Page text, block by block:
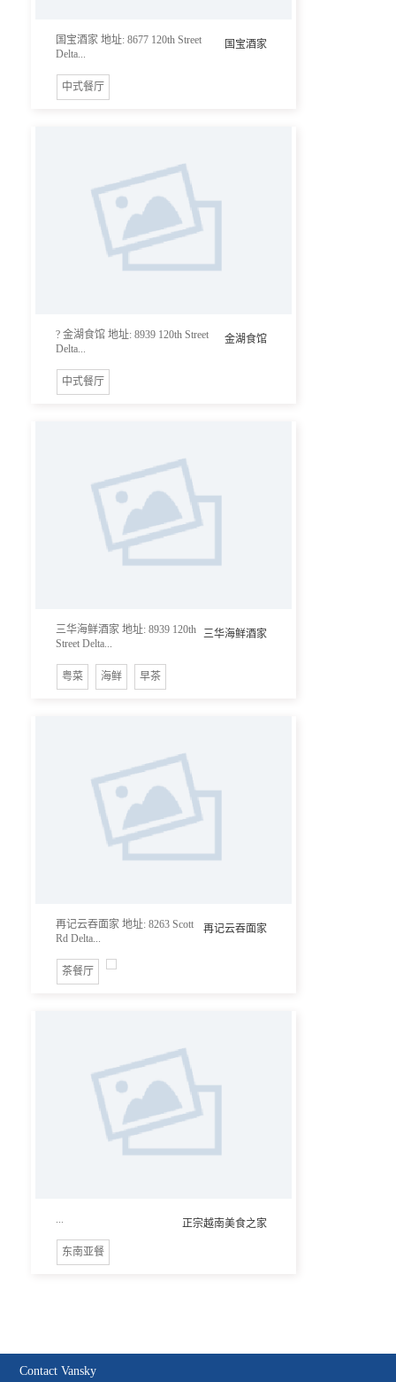
国宝酒家
国宝酒家 地址: 8677 120th Street
Delta...
中式餐厅
金湖食馆
? 金湖食馆 地址: 8939 120th Street
Delta...
中式餐厅
三华海鲜酒家
三华海鲜酒家 地址: 8939 120th
Street Delta...
粤菜 海鲜 早茶
再记云吞面家
再记云吞面家 地址: 8263 Scott
Rd Delta...
茶餐厅
正宗越南美食之家
东南亚餐
Contact Vansky